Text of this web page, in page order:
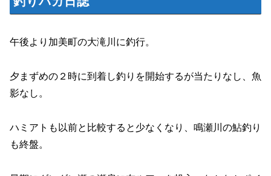
午後より加美町の大滝川に釣行。
夕まずめの２時に到着し釣りを開始するが当たりなし、魚
影なし。
ハミアトも以前と比較すると少なくなり、鳴瀬川の鮎釣り
も終盤。